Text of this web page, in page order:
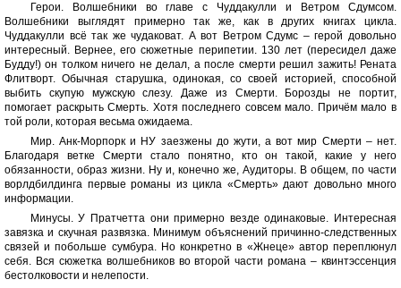
Герои. Волшебники во главе с Чуддакулли и Ветром Сдумсом.
Волшебники выглядят примерно так же, как в других книгах цикла.
Чуддакулли всё так же чудаковат. А вот Ветром Сдумс – герой довольно
интересный. Вернее, его сюжетные перипетии. 130 лет (пересидел даже
Будду!) он толком ничего не делал, а после смерти решил зажить! Рената
Флитворт. Обычная старушка, одинокая, со своей историей, способной
выбить скупую мужскую слезу. Даже из Смерти. Борозды не портит,
помогает раскрыть Смерть. Хотя последнего совсем мало. Причём мало в
той роли, которая весьма ожидаема.
Мир. Анк-Морпорк и НУ заезжены до жути, а вот мир Смерти – нет.
Благодаря ветке Смерти стало понятно, кто он такой, какие у него
обязанности, образ жизни. Ну и, конечно же, Аудиторы. В общем, по части
ворлдбилдинга первые романы из цикла «Смерть» дают довольно много
информации.
Минусы. У Пратчетта они примерно везде одинаковые. Интересная
завязка и скучная развязка. Минимум объяснений причинно-следственных
связей и побольше сумбура. Но конкретно в «Жнеце» автор переплюнул
себя. Вся сюжетка волшебников во второй части романа – квинтэссенция
бестолковости и нелепости.